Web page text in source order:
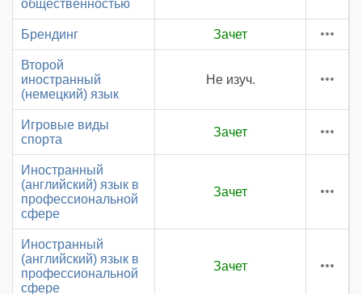
общественностью
Брендинг Зачет
Второй
иностранный
(немецкий) язык
Не изуч.
Игровые виды
спорта
Зачет
Иностранный
(английский) язык в
профессиональной
сфере
Зачет
Иностранный
(английский) язык в
профессиональной
сфере
Зачет